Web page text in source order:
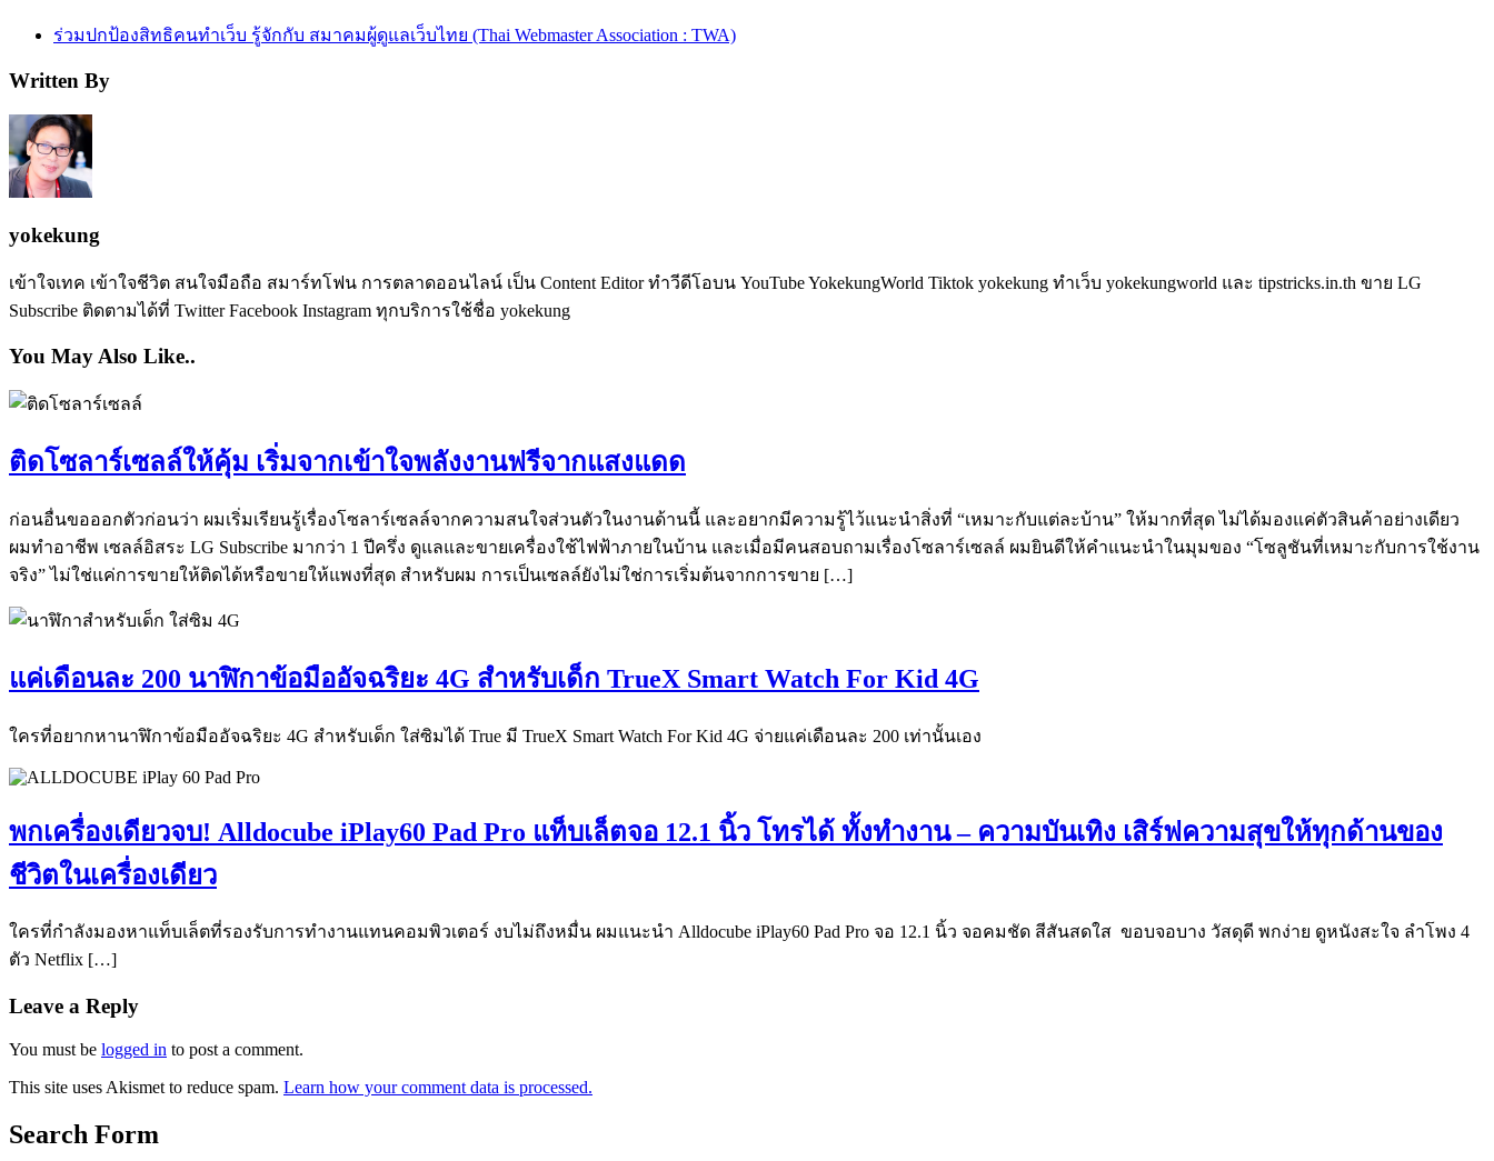
ร่วมปกป้องสิทธิคนทำเว็บ รู้จักกับ สมาคมผู้ดูแลเว็บไทย (Thai Webmaster Association : TWA)
Written By
yokekung
เข้าใจเทค เข้าใจชีวิต สนใจมือถือ สมาร์ทโฟน การตลาดออนไลน์ เป็น Content Editor ทำวีดีโอบน YouTube YokekungWorld Tiktok yokekung ทำเว็บ yokekungworld และ tipstricks.in.th ขาย LG
Subscribe ติดตามได้ที่ Twitter Facebook Instagram ทุกบริการใช้ชื่อ yokekung
You May Also Like..
ติดโซลาร์เซลล์ให้คุ้ม เริ่มจากเข้าใจพลังงานฟรีจากแสงแดด
ก่อนอื่นขอออกตัวก่อนว่า ผมเริ่มเรียนรู้เรื่องโซลาร์เซลล์จากความสนใจส่วนตัวในงานด้านนี้ และอยากมีความรู้ไว้แนะนำสิ่งที่ “เหมาะกับแต่ละบ้าน” ให้มากที่สุด ไม่ได้มองแค่ตัวสินค้าอย่างเดียว
ผมทำอาชีพ เซลล์อิสระ LG Subscribe มากว่า 1 ปีครึ่ง ดูแลและขายเครื่องใช้ไฟฟ้าภายในบ้าน และเมื่อมีคนสอบถามเรื่องโซลาร์เซลล์ ผมยินดีให้คำแนะนำในมุมของ “โซลูชันที่เหมาะกับการใช้งาน
จริง” ไม่ใช่แค่การขายให้ติดได้หรือขายให้แพงที่สุด สำหรับผม การเป็นเซลล์ยังไม่ใช่การเริ่มต้นจากการขาย […]
แค่เดือนละ 200 นาฬิกาข้อมืออัจฉริยะ 4G สำหรับเด็ก TrueX Smart Watch For Kid 4G
ใครที่อยากหานาฬิกาข้อมืออัจฉริยะ 4G สำหรับเด็ก ใส่ซิมได้ True มี TrueX Smart Watch For Kid 4G จ่ายแค่เดือนละ 200 เท่านั้นเอง
พกเครื่องเดียวจบ! Alldocube iPlay60 Pad Pro แท็บเล็ตจอ 12.1 นิ้ว โทรได้ ทั้งทำงาน – ความบันเทิง เสิร์ฟความสุขให้ทุกด้านของ
ชีวิตในเครื่องเดียว
ใครที่กำลังมองหาแท็บเล็ตที่รองรับการทำงานแทนคอมพิวเตอร์ งบไม่ถึงหมื่น ผมแนะนำ Alldocube iPlay60 Pad Pro จอ 12.1 นิ้ว จอคมชัด สีสันสดใส ขอบจอบาง วัสดุดี พกง่าย ดูหนังสะใจ ลำโพง 4
ตัว Netflix […]
Leave a Reply
You must be logged in to post a comment.
This site uses Akismet to reduce spam. Learn how your comment data is processed.
Search Form